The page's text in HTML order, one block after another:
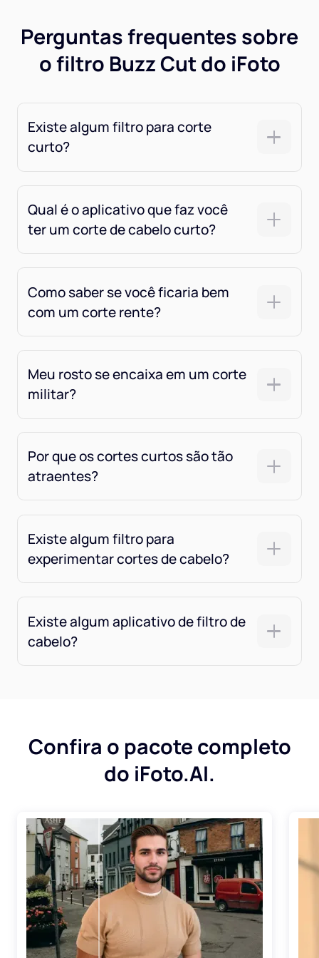
Perguntas frequentes sobre
o filtro Buzz Cut do iFoto
Existe algum filtro para corte
curto?
Qual é o aplicativo que faz você
ter um corte de cabelo curto?
Como saber se você ficaria bem
com um corte rente?
Meu rosto se encaixa em um corte
militar?
Por que os cortes curtos são tão
atraentes?
Existe algum filtro para
experimentar cortes de cabelo?
Existe algum aplicativo de filtro de
cabelo?
Confira o pacote completo
do iFoto.AI.